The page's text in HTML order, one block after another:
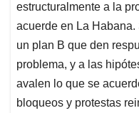
estructuralmente a la
acuerde en La
un plan B que den
problema, y a las
avalen lo que se
bloqueos y protestas